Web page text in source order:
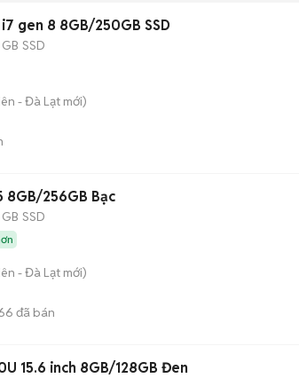
gen 8 8GB/250GB SSD
SSD
- Đà Lạt mới)
8GB/256GB Bạc
SSD
- Đà Lạt mới)
đã bán
15.6 inch 8GB/128GB Đen